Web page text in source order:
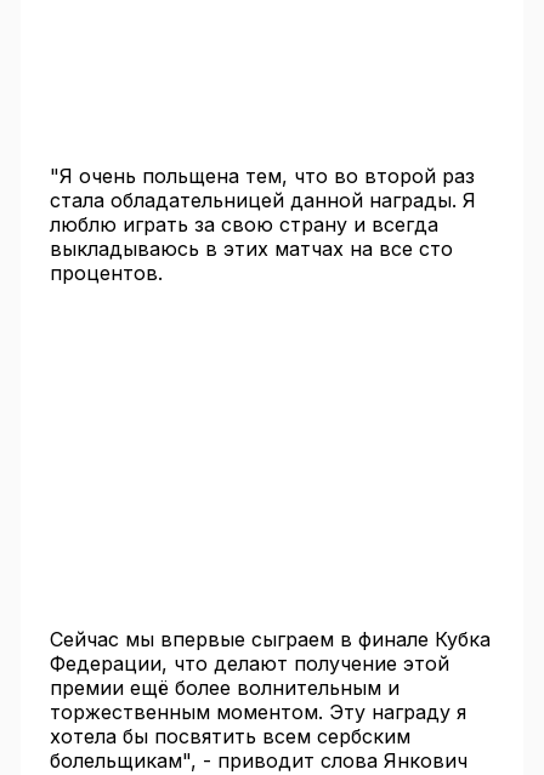
"Я очень польщена тем, что во второй раз
стала обладательницей данной награды. Я
люблю играть за свою страну и всегда
выкладываюсь в этих матчах на все сто
процентов.
Сейчас мы впервые сыграем в финале Кубка
Федерации, что делают получение этой
премии ещё более волнительным и
торжественным моментом. Эту награду я
хотела бы посвятить всем сербским
болельщикам", - приводит слова Янкович